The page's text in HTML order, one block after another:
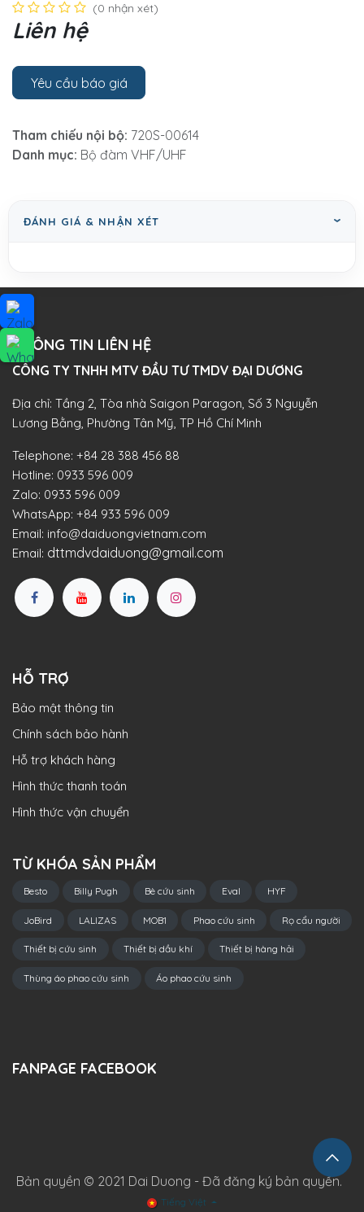
(0 nhận xét)
Liên hệ
Yêu cầu báo giá
Tham chiếu nội bộ: 720S-00614
Danh mục: Bộ đàm VHF/UHF
ĐÁNH GIÁ & NHẬN XÉT
THÔNG TIN LIÊN HỆ
CÔNG TY TNHH MTV ĐẦU TƯ TMDV ĐẠI DƯƠNG​
Địa chỉ: Tầng 2, Tòa nhà Saigon Paragon, Số 3 Nguyễn
Lương Bằng, Phường Tân Mỹ, TP Hồ Chí Minh
Telephone: +84 28 388 456 88
Hotline: 0933 596 009
Zalo: 0933 596 009
WhatsApp: +84 933 596 009
Email: info@daiduongvietnam.com
Email: dttmdvdaiduong@gmail.com
HỖ TRỢ
Bảo mật thông tin
Chính sách bảo hành
Hỗ trợ khách hàng
Hình thức thanh toán
Hình thức vận chuyển
TỪ KHÓA SẢN PHẨM
Besto Billy Pugh Bè cứu sinh Eval HYF
JoBird LALIZAS MOB1 Phao cứu sinh Rọ cẩu người
Thiết bị cứu sinh Thiết bị dầu khí Thiết bị hàng hải
Thùng áo phao cứu sinh Áo phao cứu sinh
FANPAGE FACEBOOK
Bản quyền © 2021 Dai Duong - Đã đăng ký bản quyền.
Tiếng Việt